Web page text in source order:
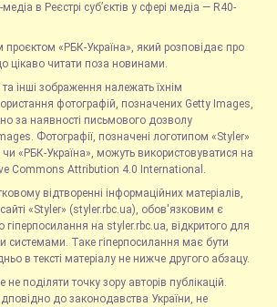
в Реєстрі суб’єктів у сфері медіа — R40-
«РБК-Україна», який розповідає про
цікаво читати поза новинами.
та інші зображення належать їхнім
фотографій, позначених Getty Images,
за наявності письмового дозволу
Фотографії, позначені логотипом «Styler»
чи «РБК-Україна», можуть використовуватися на
Commons Attribution 4.0 International.
відтворенні інформаційних матеріалів,
«Styler» (styler.rbc.ua), обов'язковим є
гіперпосилання на styler.rbc.ua, відкритого для
системами. Таке гіперпосилання має бути
в тексті матеріалу не нижче другого абзацу.
поділяти точку зору авторів публікацій.
до законодавства України, не